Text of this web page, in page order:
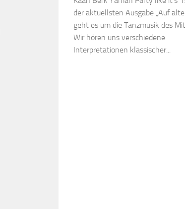
der aktuellsten Ausgabe „Auf
geht es um die Tanzmusik des
Wir hören uns verschiedene
Interpretationen klassischer...